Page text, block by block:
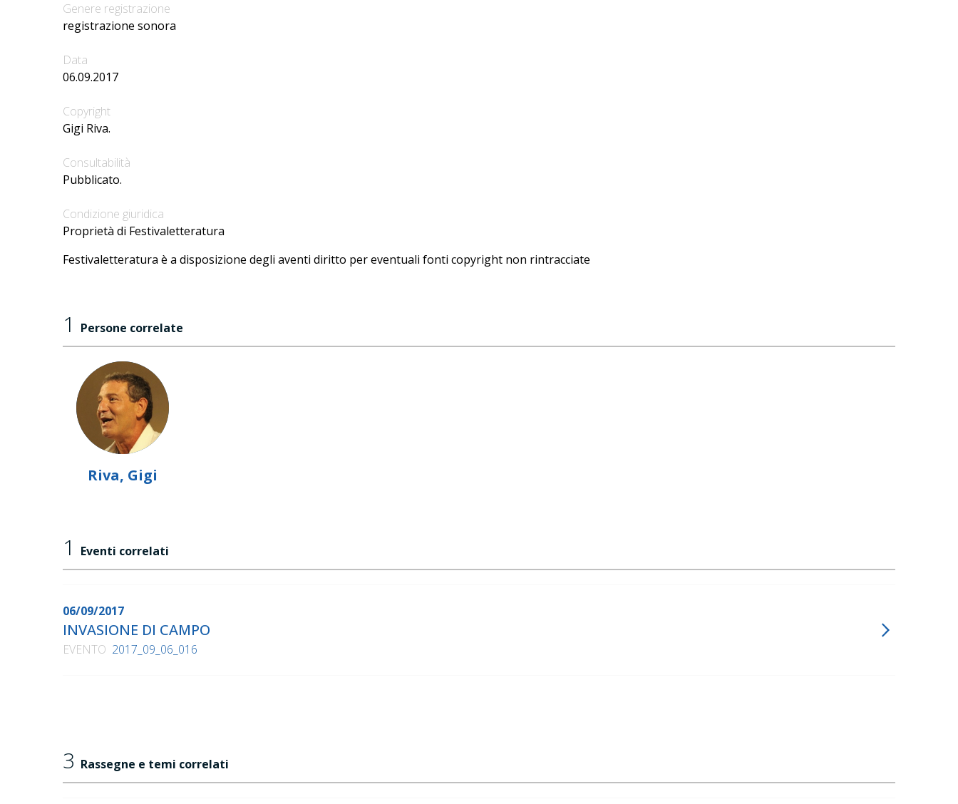
Genere registrazione
registrazione sonora
Data
06.09.2017
Copyright
Gigi Riva.
Consultabilità
Pubblicato.
Condizione giuridica
Proprietà di Festivaletteratura
Festivaletteratura è a disposizione degli aventi diritto per eventuali fonti copyright non rintracciate
1 Persone correlate
Riva, Gigi
1 Eventi correlati
06/09/2017
INVASIONE DI CAMPO
EVENTO 2017_09_06_016
3 Rassegne e temi correlati